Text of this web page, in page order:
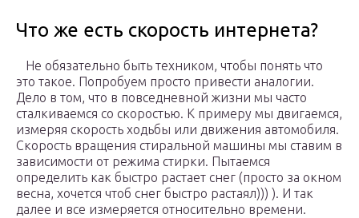
Что же есть скорость интернета?
Не обязательно быть техником, чтобы понять что
это такое. Попробуем просто привести аналогии.
Дело в том, что в повседневной жизни мы часто
сталкиваемся со скоростью. К примеру мы двигаемся,
измеряя скорость ходьбы или движения автомобиля.
Скорость вращения стиральной машины мы ставим в
зависимости от режима стирки. Пытаемся
определить как быстро растает снег (просто за окном
весна, хочется чтоб снег быстро растаял))) ). И так
далее и все измеряется относительно времени.